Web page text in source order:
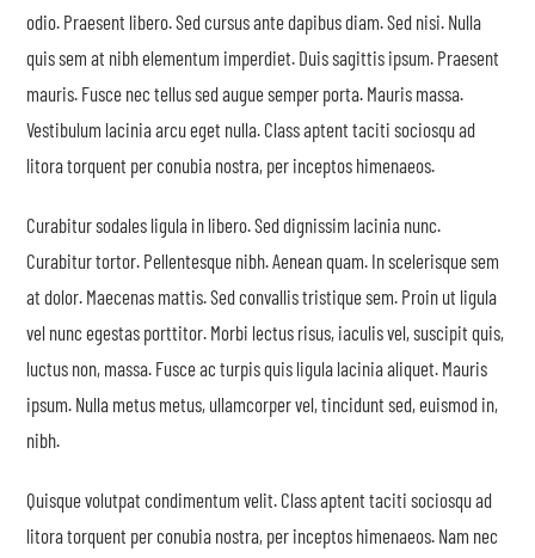
odio. Praesent libero. Sed cursus ante dapibus diam. Sed nisi. Nulla
quis sem at nibh elementum imperdiet. Duis sagittis ipsum. Praesent
mauris. Fusce nec tellus sed augue semper porta. Mauris massa.
Vestibulum lacinia arcu eget nulla. Class aptent taciti sociosqu ad
litora torquent per conubia nostra, per inceptos himenaeos.
Curabitur sodales ligula in libero. Sed dignissim lacinia nunc.
Curabitur tortor. Pellentesque nibh. Aenean quam. In scelerisque sem
at dolor. Maecenas mattis. Sed convallis tristique sem. Proin ut ligula
vel nunc egestas porttitor. Morbi lectus risus, iaculis vel, suscipit quis,
luctus non, massa. Fusce ac turpis quis ligula lacinia aliquet. Mauris
ipsum. Nulla metus metus, ullamcorper vel, tincidunt sed, euismod in,
nibh.
Quisque volutpat condimentum velit. Class aptent taciti sociosqu ad
litora torquent per conubia nostra, per inceptos himenaeos. Nam nec